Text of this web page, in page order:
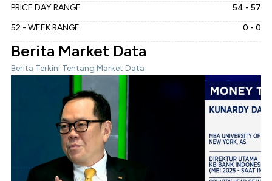
PRICE DAY RANGE
54 - 57
52 - WEEK RANGE
0 - 0
Berita Market Data
Berita Terkini Tentang Market Data